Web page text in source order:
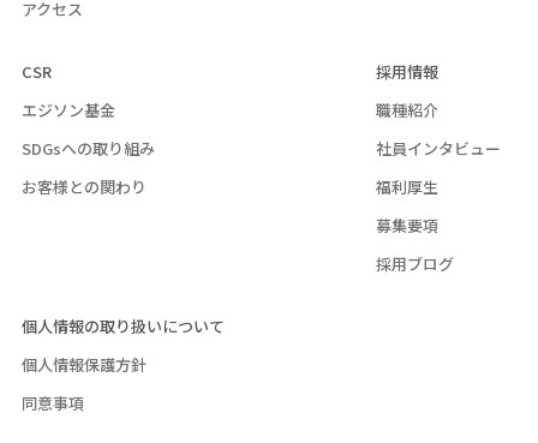
アクセス
CSR
エジソン基金
SDGsへの取り組み
お客様との関わり
採用情報
職種紹介
社員インタビュー
福利厚生
募集要項
採用ブログ
個人情報の取り扱いについて
個人情報保護方針
同意事項